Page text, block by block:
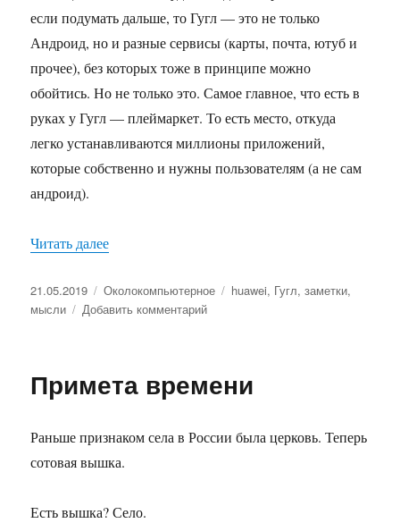
если подумать дальше, то Гугл — это не только
Андроид, но и разные сервисы (карты, почта, ютуб и
прочее), без которых тоже в принципе можно
обойтись. Но не только это. Самое главное, что есть в
руках у Гугл — плеймаркет. То есть место, откуда
легко устанавливаются миллионы приложений,
которые собственно и нужны пользователям (а не сам
андроид).
Читать далее
Опубликовано
21.05.2019 Рубрики
Околокомпьютерное Метки
huawei, Гугл,заметки,
мысли
Добавить комментарий
с
Примета времени
Раньше признаком села в России была церковь. Теперь
сотовая вышка.
Есть вышка? Село.